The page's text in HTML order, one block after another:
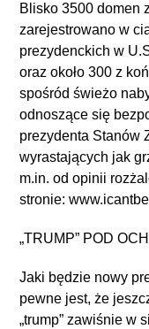
Blisko 3500 domen
zarejestrowano w
prezydenckich w
oraz około 300 z
spośród świeżo
odnoszące się
prezydenta Stanów
wyrastających jak
m.in. od opinii
stronie:
„TRUMP” POD
Jaki będzie nowy
pewne jest, że
„trump” zawiśnie w